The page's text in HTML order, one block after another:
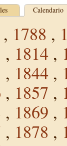
Calendario
, 1788 ,
, 1814 ,
, 1844 ,
, 1857 ,
, 1869 ,
, 1878 ,